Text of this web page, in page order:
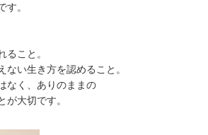
す。
ること。
ない生き方を認めること。
なく、ありのままの
が大切です。